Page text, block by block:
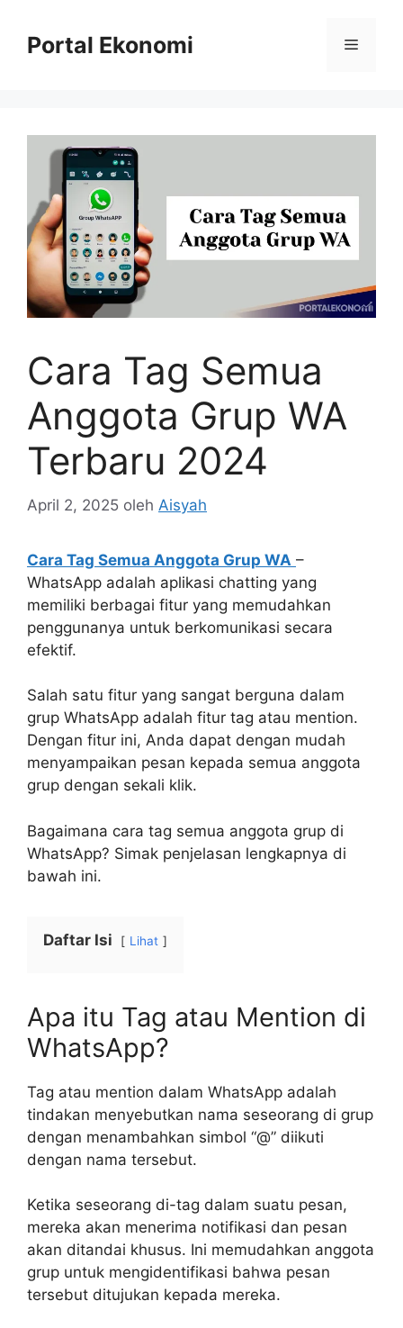
Portal Ekonomi Menu
Cara Tag Semua
Anggota Grup WA
Terbaru 2024
April 2, 2025 oleh Aisyah
Cara Tag Semua Anggota Grup WA –
WhatsApp adalah aplikasi chatting yang
memiliki berbagai fitur yang memudahkan
penggunanya untuk berkomunikasi secara
efektif.
Salah satu fitur yang sangat berguna dalam
grup WhatsApp adalah fitur tag atau mention.
Dengan fitur ini, Anda dapat dengan mudah
menyampaikan pesan kepada semua anggota
grup dengan sekali klik.
Bagaimana cara tag semua anggota grup di
WhatsApp? Simak penjelasan lengkapnya di
bawah ini.
Daftar Isi Lihat
Apa itu Tag atau Mention di
WhatsApp?
Tag atau mention dalam WhatsApp adalah
tindakan menyebutkan nama seseorang di grup
dengan menambahkan simbol “@” diikuti
dengan nama tersebut.
Ketika seseorang di-tag dalam suatu pesan,
mereka akan menerima notifikasi dan pesan
akan ditandai khusus. Ini memudahkan anggota
grup untuk mengidentifikasi bahwa pesan
tersebut ditujukan kepada mereka.